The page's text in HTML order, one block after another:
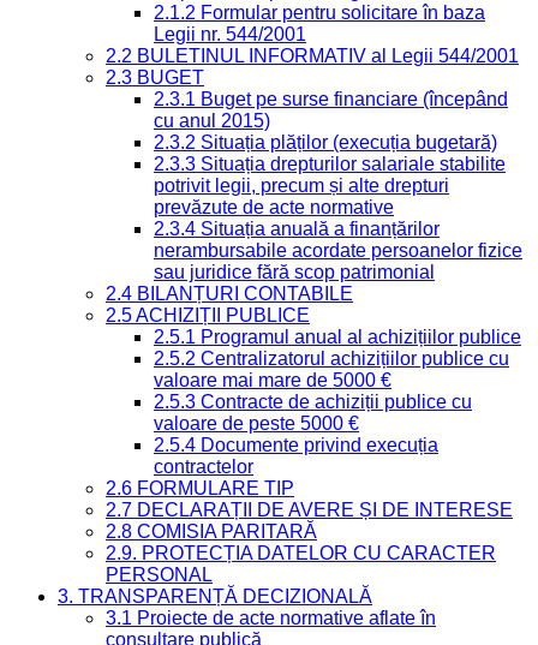
2.1.2 Formular pentru solicitare în baza
Legii nr. 544/2001
2.2 BULETINUL INFORMATIV al Legii 544/2001
2.3 BUGET
2.3.1 Buget pe surse financiare (începând
cu anul 2015)
2.3.2 Situația plăților (execuția bugetară)
2.3.3 Situația drepturilor salariale stabilite
potrivit legii, precum și alte drepturi
prevăzute de acte normative
2.3.4 Situația anuală a finanțărilor
nerambursabile acordate persoanelor fizice
sau juridice fără scop patrimonial
2.4 BILANȚURI CONTABILE
2.5 ACHIZIȚII PUBLICE
2.5.1 Programul anual al achizițiilor publice
2.5.2 Centralizatorul achizițiilor publice cu
valoare mai mare de 5000 €
2.5.3 Contracte de achiziții publice cu
valoare de peste 5000 €
2.5.4 Documente privind execuția
contractelor
2.6 FORMULARE TIP
2.7 DECLARAȚII DE AVERE ȘI DE INTERESE
2.8 COMISIA PARITARĂ
2.9. PROTECȚIA DATELOR CU CARACTER
PERSONAL
3. TRANSPARENȚĂ DECIZIONALĂ
3.1 Proiecte de acte normative aflate în
consultare publică